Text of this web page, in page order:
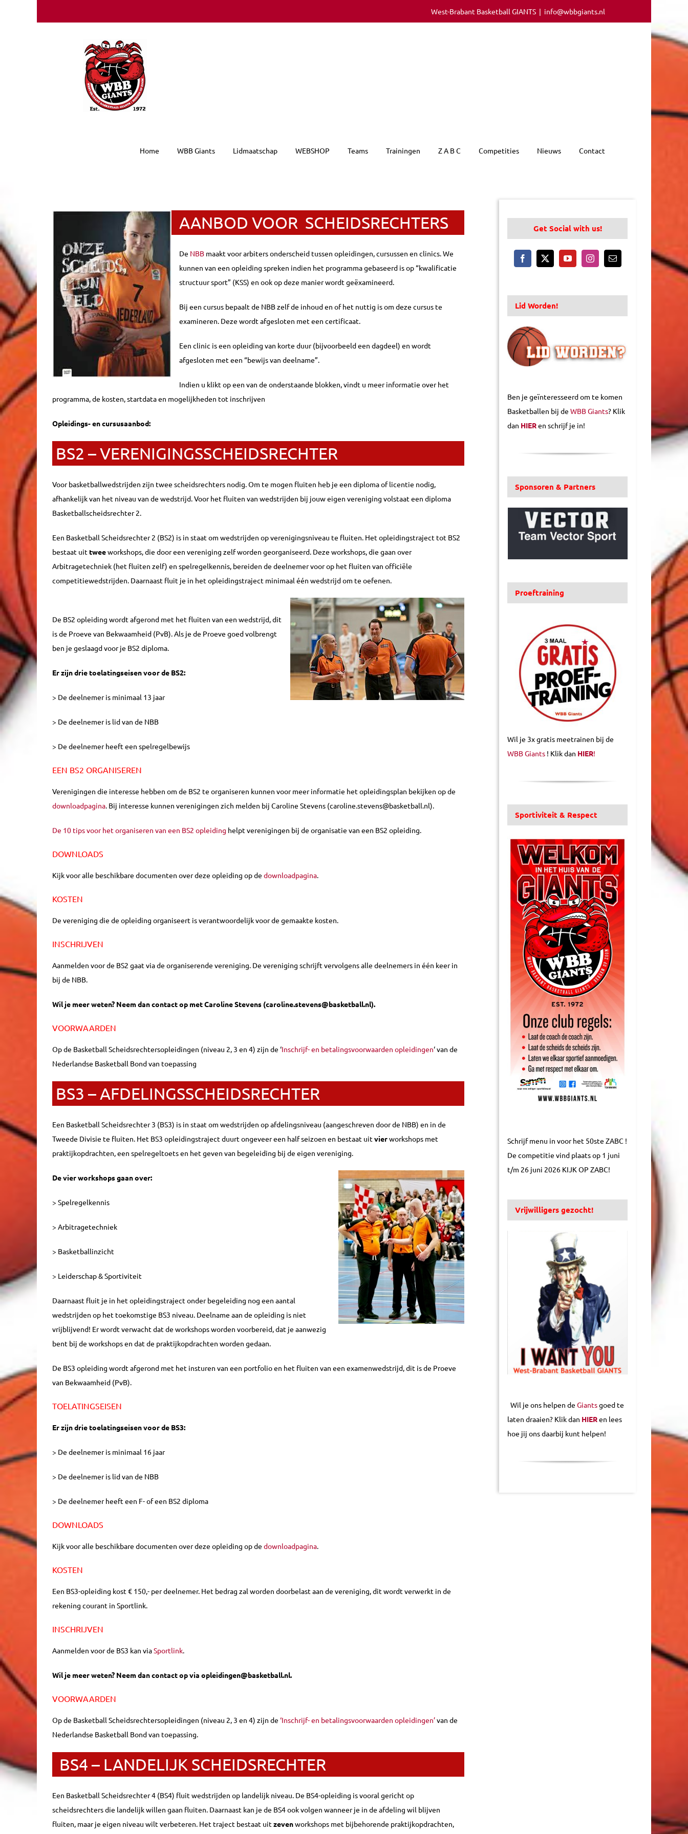
West-Brabant Basketball GIANTS | info@wbbgiants.nl
Home WBB Giants Lidmaatschap WEBSHOP Teams Trainingen Z A B C Competities Nieuws Contact
AANBOD VOOR SCHEIDSRECHTERS
De NBB maakt voor arbiters onderscheid tussen opleidingen, cursussen en clinics. We
kunnen van een opleiding spreken indien het programma gebaseerd is op “kwalificatie
structuur sport” (KSS) en ook op deze manier wordt geëxamineerd.
Bij een cursus bepaalt de NBB zelf de inhoud en of het nuttig is om deze cursus te
examineren. Deze wordt afgesloten met een certificaat.
Een clinic is een opleiding van korte duur (bijvoorbeeld een dagdeel) en wordt
afgesloten met een “bewijs van deelname”.
Indien u klikt op een van de onderstaande blokken, vindt u meer informatie over het
programma, de kosten, startdata en mogelijkheden tot inschrijven
Opleidings- en cursusaanbod:
BS2 – VERENIGINGSSCHEIDSRECHTER
Voor basketballwedstrijden zijn twee scheidsrechters nodig. Om te mogen fluiten heb je een diploma of licentie nodig,
afhankelijk van het niveau van de wedstrijd. Voor het fluiten van wedstrijden bij jouw eigen vereniging volstaat een diploma
Basketballscheidsrechter 2.
Een Basketball Scheidsrechter 2 (BS2) is in staat om wedstrijden op verenigingsniveau te fluiten. Het opleidingstraject tot BS2
bestaat uittweeworkshops, die door een vereniging zelf worden georganiseerd. Deze workshops, die gaan over
Arbitragetechniek (het fluiten zelf) en spelregelkennis, bereiden de deelnemer voor op het fluiten van officiële
competitiewedstrijden. Daarnaast fluit je in het opleidingstraject minimaal één wedstrijd om te oefenen.
De BS2 opleiding wordt afgerond met het fluiten van een wedstrijd, dit
is de Proeve van Bekwaamheid (PvB). Als je de Proeve goed volbrengt
ben je geslaagd voor je BS2 diploma.
Er zijn drie toelatingseisen voor de BS2:
> De deelnemer is minimaal 13 jaar
> De deelnemer is lid van de NBB
> De deelnemer heeft een spelregelbewijs
EEN BS2 ORGANISEREN
Verenigingen die interesse hebben om de BS2 te organiseren kunnen voor meer informatie het opleidingsplan bekijken op de
downloadpagina. Bij interesse kunnen verenigingen zich melden bij Caroline Stevens (caroline.stevens@basketball.nl).
De 10 tips voor het organiseren van een BS2 opleiding helpt verenigingen bij de organisatie van een BS2 opleiding.
DOWNLOADS
Kijk voor alle beschikbare documenten over deze opleiding op de downloadpagina.
KOSTEN
De vereniging die de opleiding organiseert is verantwoordelijk voor de gemaakte kosten.
INSCHRIJVEN
Aanmelden voor de BS2 gaat via de organiserende vereniging. De vereniging schrijft vervolgens alle deelnemers in één keer in
bij de NBB.
Wil je meer weten? Neem dan contact op met Caroline Stevens (caroline.stevens@basketball.nl).
VOORWAARDEN
Op de Basketball Scheidsrechtersopleidingen (niveau 2, 3 en 4) zijn de ‘Inschrijf- en betalingsvoorwaarden opleidingen‘ van de
Nederlandse Basketball Bond van toepassing
BS3 – AFDELINGSSCHEIDSRECHTER
Een Basketball Scheidsrechter 3 (BS3) is in staat om wedstrijden op afdelingsniveau (aangeschreven door de NBB) en in de
Tweede Divisie te fluiten. Het BS3 opleidingstraject duurt ongeveer een half seizoen en bestaat uitvierworkshops met
praktijkopdrachten, een spelregeltoets en het geven van begeleiding bij de eigen vereniging.
De vier workshops gaan over:
> Spelregelkennis
> Arbitragetechniek
> Basketballinzicht
> Leiderschap & Sportiviteit
Daarnaast fluit je in het opleidingstraject onder begeleiding nog een aantal
wedstrijden op het toekomstige BS3 niveau. Deelname aan de opleiding is niet
vrijblijvend! Er wordt verwacht dat de workshops worden voorbereid, dat je aanwezig
bent bij de workshops en dat de praktijkopdrachten worden gedaan.
De BS3 opleiding wordt afgerond met het insturen van een portfolio en het fluiten van een examenwedstrijd, dit is de Proeve
van Bekwaamheid (PvB).
TOELATINGSEISEN
Er zijn drie toelatingseisen voor de BS3:
> De deelnemer is minimaal 16 jaar
> De deelnemer is lid van de NBB
> De deelnemer heeft een F- of een BS2 diploma
DOWNLOADS
Kijk voor alle beschikbare documenten over deze opleiding op de downloadpagina.
KOSTEN
Een BS3-opleiding kost € 150,- per deelnemer. Het bedrag zal worden doorbelast aan de vereniging, dit wordt verwerkt in de
rekening courant in Sportlink.
INSCHRIJVEN
Aanmelden voor de BS3 kan viaSportlink.
Wil je meer weten? Neem dan contact op via opleidingen@basketball.nl.
VOORWAARDEN
Op de Basketball Scheidsrechtersopleidingen (niveau 2, 3 en 4) zijn de ‘Inschrijf- en betalingsvoorwaarden opleidingen’van de
Nederlandse Basketball Bond van toepassing.
BS4 – LANDELIJK SCHEIDSRECHTER
Een Basketball Scheidsrechter 4 (BS4) fluit wedstrijden op landelijk niveau. De BS4-opleiding is vooral gericht op
scheidsrechters die landelijk willen gaan fluiten. Daarnaast kan je de BS4 ook volgen wanneer je in de afdeling wil blijven
fluiten, maar je eigen niveau wilt verbeteren. Het traject bestaat uitzevenworkshops met bijbehorende praktijkopdrachten,
Get Social with us!
Lid Worden!
Ben je geïnteresseerd om te komen
Basketballen bij deWBB Giants? Klik
dan HIERen schrijf je in!
Sponsoren & Partners
Proeftraining
Wil je 3x gratis meetrainen bij de
WBB Giants ! Klik dan HIER!
Sportiviteit & Respect
Schrijf menu in voor het 50ste ZABC !
De competitie vind plaats op 1 juni
t/m 26 juni 2026 KIJK OP ZABC!
Vrijwilligers gezocht!
Wil je ons helpen deGiantsgoed te
laten draaien? Klik dan HIERen lees
hoe jij ons daarbij kunt helpen!